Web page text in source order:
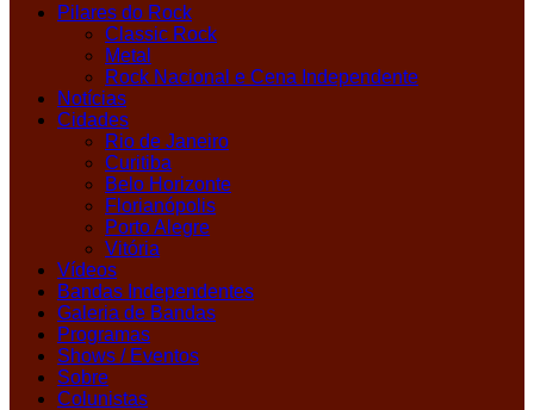
Pilares do Rock
Classic Rock
Metal
Rock Nacional e Cena Independente
Notícias
Cidades
Rio de Janeiro
Curitiba
Belo Horizonte
Florianópolis
Porto Alegre
Vitória
Vídeos
Bandas Independentes
Galeria de Bandas
Programas
Shows / Eventos
Sobre
Colunistas